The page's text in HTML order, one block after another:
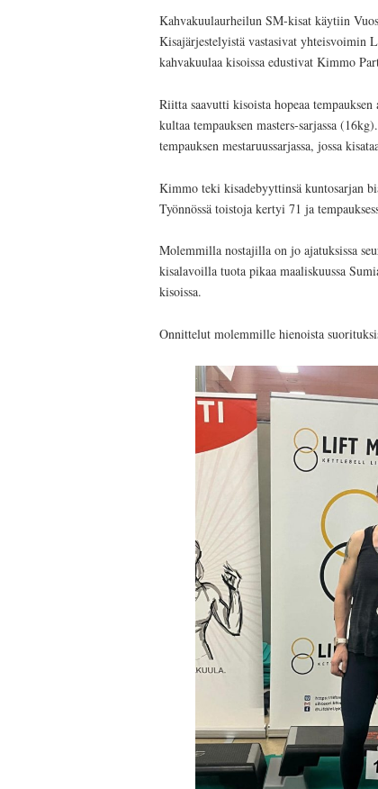
Kahvakuulaurheilun SM-kisat käytiin
Kisajärjestelyistä vastasivat
kahvakuulaa kisoissa edustivat Kimmo
Riitta saavutti kisoista hopeaa
kultaa tempauksen masters-sarjassa
tempauksen mestaruussarjassa, jossa
Kimmo teki kisadebyyttinsä kuntosarjan
Työnnössä toistoja kertyi 71 ja
Molemmilla nostajilla on jo ajatuksissa
kisalavoilla tuota pikaa maaliskuussa
kisoissa.
Onnittelut molemmille hienoista